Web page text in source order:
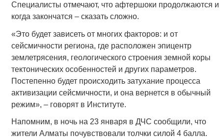
Специалисты отмечают, что афтершоки продолжаются и
когда закончатся – сказать сложно.
«Это будет зависеть от многих факторов: и от
сейсмичности региона, где расположен эпицентр
землетрясения, геологического строения земной коры
тектонических особенностей и других параметров.
Постепенно будет происходить затухание процесса
активизации сейсмичности, и она вернется в обычный
режим», – говорят в Институте.
Напомним, в ночь на 23 января в ДЧС сообщили, что
жители Алматы почувствовали толчки силой 4 балла.